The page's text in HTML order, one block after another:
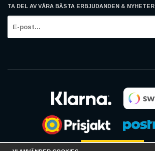
TA DEL AV VÅRA BÄSTA ERBJUDANDEN & NYHETER